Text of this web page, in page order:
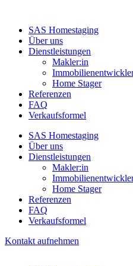
SAS Homestaging
Über uns
Dienstleistungen
Makler:in
Home Stager
Referenzen
FAQ
Verkaufsformel
SAS Homestaging
Über uns
Dienstleistungen
Makler:in
Home Stager
Referenzen
FAQ
Verkaufsformel
Kontakt aufnehmen